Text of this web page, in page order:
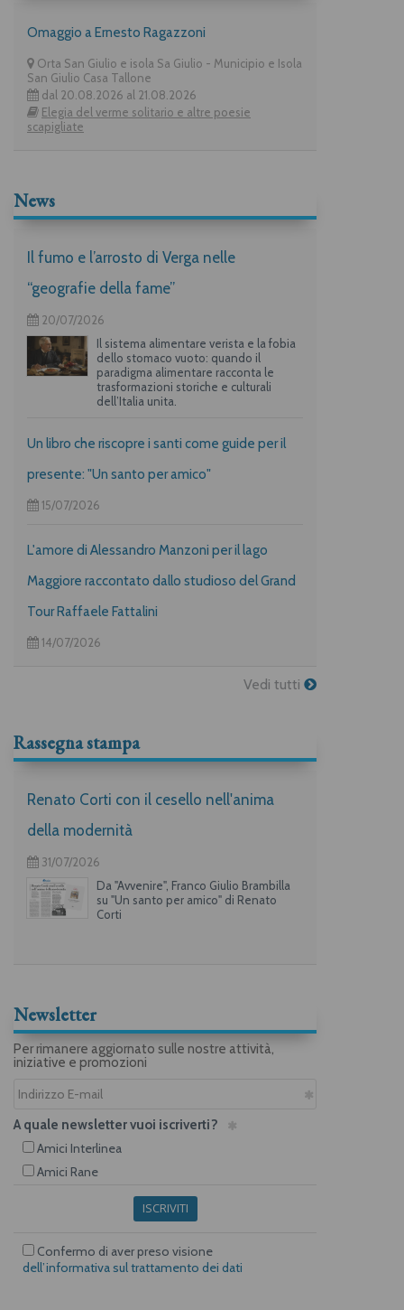
Omaggio a Ernesto Ragazzoni
Orta San Giulio e isola Sa Giulio - Municipio e Isola
San Giulio Casa Tallone
dal 20.08.2026 al 21.08.2026
Elegia del verme solitario e altre poesie
scapigliate
News
Il fumo e l’arrosto di Verga nelle
“geografie della fame”
20/07/2026
Il sistema alimentare verista e la fobia
dello stomaco vuoto: quando il
paradigma alimentare racconta le
trasformazioni storiche e culturali
dell’Italia unita.
Un libro che riscopre i santi come guide per il
presente: "Un santo per amico"
15/07/2026
L'amore di Alessandro Manzoni per il lago
Maggiore raccontato dallo studioso del Grand
Tour Raffaele Fattalini
14/07/2026
Vedi tutti
Rassegna stampa
Renato Corti con il cesello nell'anima
della modernità
31/07/2026
Da "Avvenire", Franco Giulio Brambilla
su "Un santo per amico" di Renato
Corti
Newsletter
Per rimanere aggiornato sulle nostre attività,
iniziative e promozioni
A quale newsletter vuoi iscriverti?
Amici Interlinea
Amici Rane
ISCRIVITI
Confermo di aver preso visione
dell’informativa sul trattamento dei dati